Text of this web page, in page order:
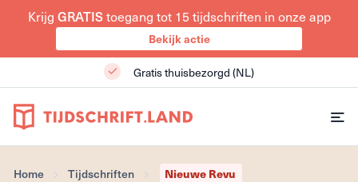
Krijg GRATIStoegang tot 15 tijdschriften in onze app
Bekijk actie
Gratis thuisbezorgd (NL)
Home Tijdschriften Nieuwe Revu